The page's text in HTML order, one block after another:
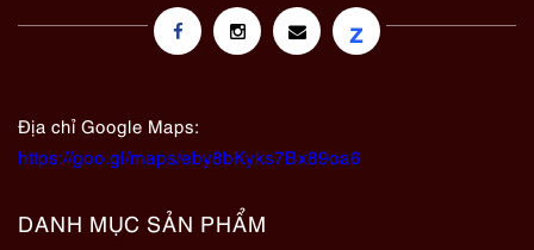
z
Địa chỉ Google Maps:
https://goo.gl/maps/eby8bKyks7Bx89oa6
DANH MỤC SẢN PHẨM